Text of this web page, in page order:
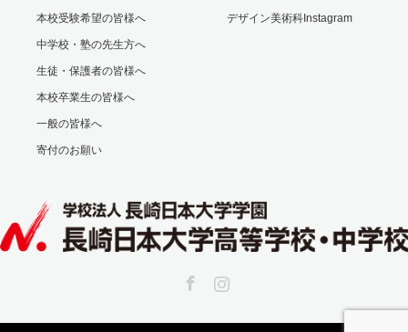
本校受験希望の皆様へ
中学校・塾の先生方へ
生徒・保護者の皆様へ
本校卒業生の皆様へ
一般の皆様へ
寄付のお願い
デザイン美術科Instagram